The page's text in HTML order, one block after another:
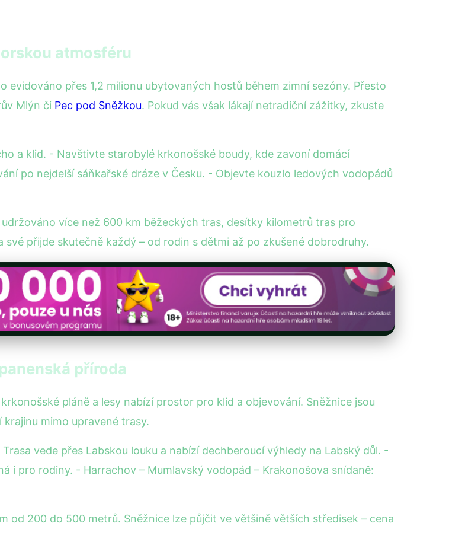
atmosféru
evidováno přes 1,2 milionu ubytovaných hostů během zimní sezóny. Přesto
Mlýn či Pec pod Sněžkou. Pokud vás však lákají netradiční zážitky, zkuste
a klid. - Navštivte starobylé krkonošské boudy, kde zavoní domácí
po nejdelší sáňkařské dráze v Česku. - Objevte kouzlo ledových vodopádů
více než 600 km běžeckých tras, desítky kilometrů tras pro
přijde skutečně každý – od rodin s dětmi až po zkušené dobrodruhy.
příroda
pláně a lesy nabízí prostor pro klid a objevování. Sněžnice jsou
mimo upravené trasy.
vede přes Labskou louku a nabízí dechberoucí výhledy na Labský důl. -
i pro rodiny. - Harrachov – Mumlavský vodopád – Krakonošova snídaně:
od 200 do 500 metrů. Sněžnice lze půjčit ve většině větších středisek – cena